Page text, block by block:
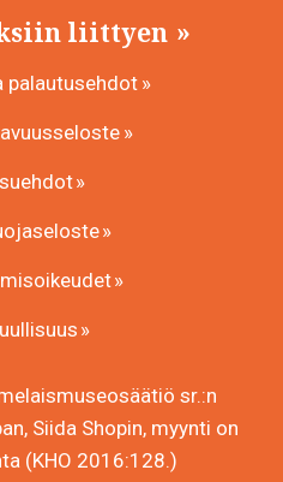
liittyen
palautusehdot
sr.:n
Siida Shopin, myynti on
(KHO 2016:128.)